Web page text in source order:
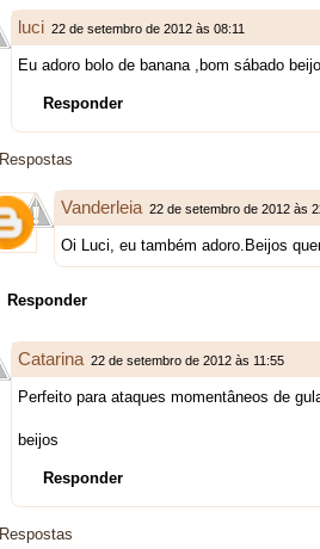
luci 22 de setembro de 2012 às 08:11
Eu adoro bolo de banana ,bom sábado
Responder
Respostas
Vanderleia 22 de setembro de 2012 às
Oi Luci, eu também adoro.Beijos
Responder
Catarina 22 de setembro de 2012 às 11:55
Perfeito para ataques momentâneos de
beijos
Responder
Respostas